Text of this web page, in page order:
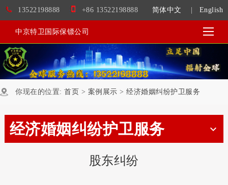
简体中文 English
13522198888 +86 13522198888
中京特卫国际保镖公司
你现在的位置: 首页 > 案例展示 > 经济婚姻纠纷护卫服务
经济婚姻纠纷护卫服务
股东纠纷